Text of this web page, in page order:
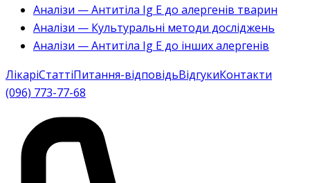
Аналізи — Антитіла Ig E до алергенів тварин
Аналізи — Культуральні методи досліджень
Аналізи — Антитіла Ig E до інших алергенів
ЛікаріСтаттіПитання-відповідьВідгукиКонтакти
(096) 773-77-68